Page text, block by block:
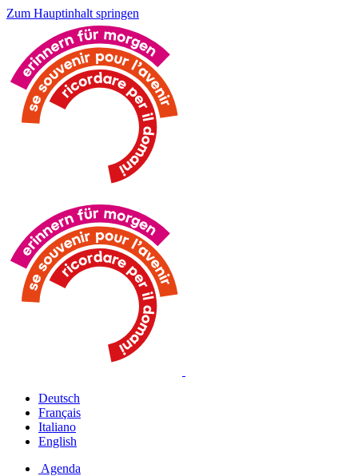
Zum Hauptinhalt springen
Deutsch
Français
Italiano
English
Agenda